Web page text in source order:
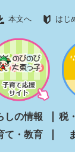
本文へ はじ
しの情報 税
て・教育